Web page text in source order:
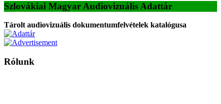
Szlovákiai Magyar Audiovizuális Adattár
Tárolt audiovizuális dokumentumfelvételek katalógusa
Rólunk